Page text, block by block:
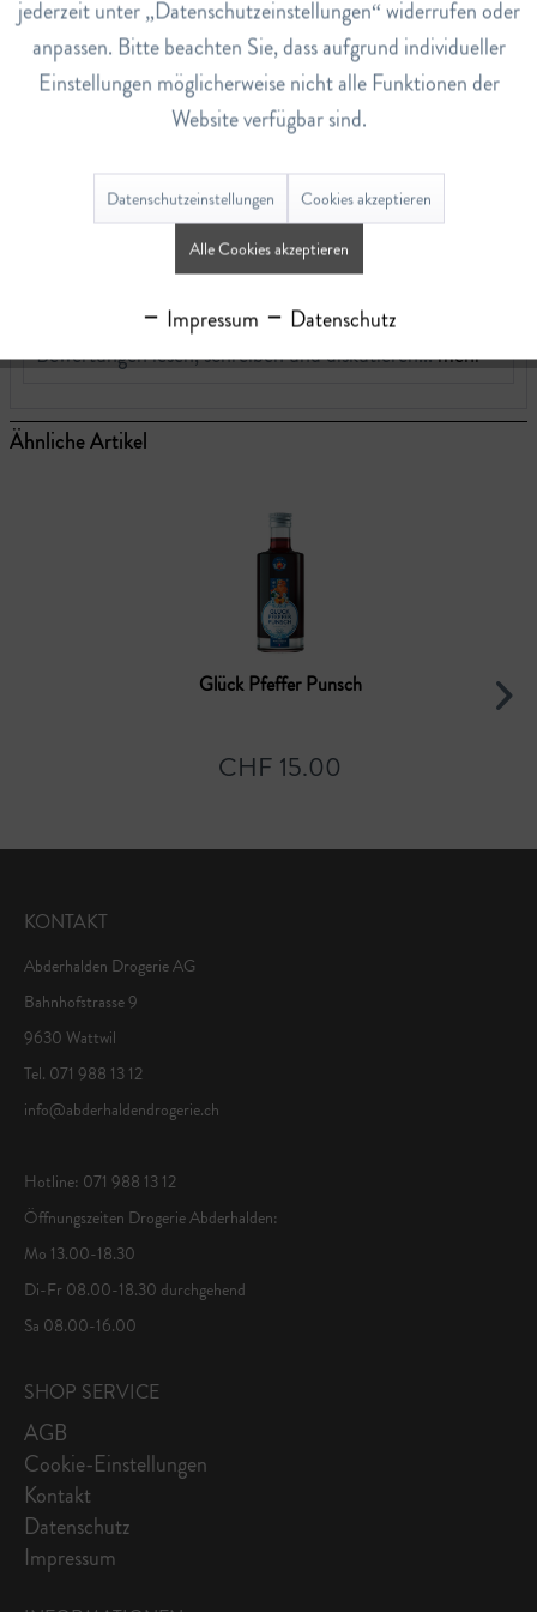
Art.Nr.
110014311
Lagerbestand
Bewertungen0
Bewertungen lesen, schreiben und diskutieren...mehr
Ähnliche Artikel
Glück Pfeffer Punsch
CHF 15.00
KONTAKT
Abderhalden Drogerie AG
Bahnhofstrasse 9
9630 Wattwil
Tel. 071 988 13 12
info@abderhaldendrogerie.ch
Hotline: 071 988 13 12
Öffnungszeiten Drogerie Abderhalden:
Mo 13.00-18.30
Di-Fr 08.00-18.30 durchgehend
Sa 08.00-16.00
SHOP SERVICE
AGB
Cookie-Einstellungen
Kontakt
Datenschutz
Impressum
jederzeit unter „Datenschutzeinstellungen“ widerrufen oder
anpassen. Bitte beachten Sie, dass aufgrund individueller
Einstellungen möglicherweise nicht alle Funktionen der
Website verfügbar sind.
Datenschutzeinstellungen Cookies akzeptieren
Alle Cookies akzeptieren
Impressum Datenschutz